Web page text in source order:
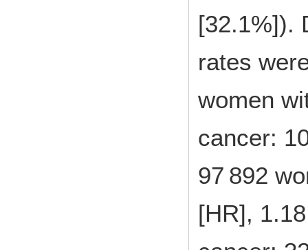
[32.1%]).
rates
women
cancer:
97 892
[HR],